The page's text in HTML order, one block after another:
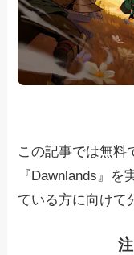
この記事では無料
『Dawnlands』
ている方に向けて